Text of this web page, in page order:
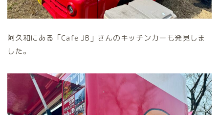
阿久和にある「Cafe JB」さんのキッチンカーも発見しま
した。